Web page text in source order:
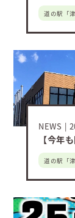
道の駅「
NEWS
【今年
道の駅「